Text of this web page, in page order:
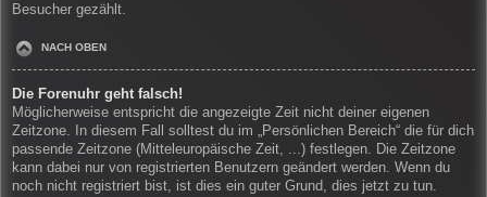
Besucher gezählt.
NACH OBEN
Die Forenuhr geht falsch!
Möglicherweise entspricht die angezeigte Zeit nicht deiner eigenen
Zeitzone. In diesem Fall solltest du im „Persönlichen Bereich“ die für dich
passende Zeitzone (Mitteleuropäische Zeit, ...) festlegen. Die Zeitzone
kann dabei nur von registrierten Benutzern geändert werden. Wenn du
noch nicht registriert bist, ist dies ein guter Grund, dies jetzt zu tun.